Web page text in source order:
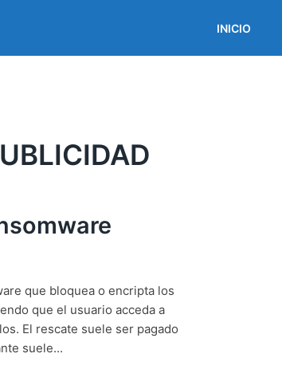
INICIO
que bloquea o encripta los
que el usuario acceda a
El rescate suele ser pagado
suele...